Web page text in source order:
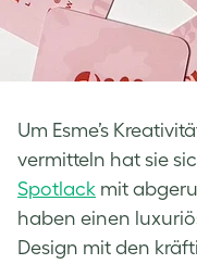
Um Esme’s
vermitteln hat sie
Spotlack mit
haben einen
Design mit den